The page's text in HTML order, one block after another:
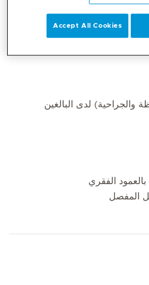
والجراحية) لدى البالغين
الفقري
المفصل
Accept All Cookies